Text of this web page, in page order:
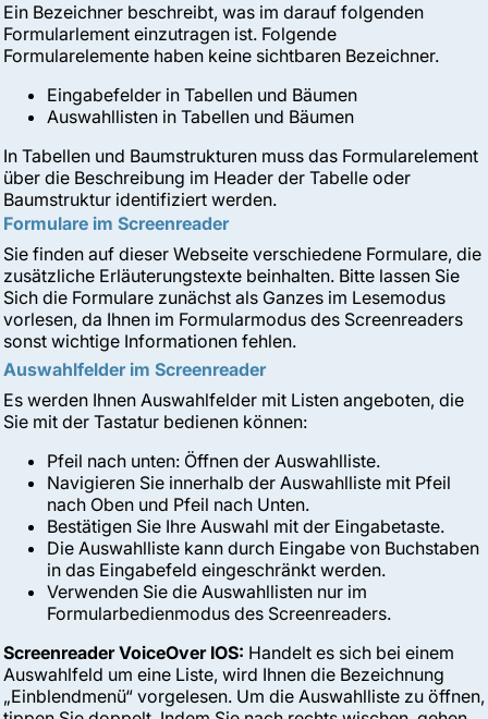
Ein Bezeichner beschreibt, was im darauf folgenden
Formularlement einzutragen ist. Folgende
Formularelemente haben keine sichtbaren Bezeichner.
Eingabefelder in Tabellen und Bäumen
Auswahllisten in Tabellen und Bäumen
In Tabellen und Baumstrukturen muss das Formularelement
über die Beschreibung im Header der Tabelle oder
Baumstruktur identifiziert werden.
Formulare im Screenreader
Sie finden auf dieser Webseite verschiedene Formulare, die
zusätzliche Erläuterungstexte beinhalten. Bitte lassen Sie
Sich die Formulare zunächst als Ganzes im Lesemodus
vorlesen, da Ihnen im Formularmodus des Screenreaders
sonst wichtige Informationen fehlen.
Auswahlfelder im Screenreader
Es werden Ihnen Auswahlfelder mit Listen angeboten, die
Sie mit der Tastatur bedienen können:
Pfeil nach unten: Öffnen der Auswahlliste.
Navigieren Sie innerhalb der Auswahlliste mit Pfeil
nach Oben und Pfeil nach Unten.
Bestätigen Sie Ihre Auswahl mit der Eingabetaste.
Die Auswahlliste kann durch Eingabe von Buchstaben
in das Eingabefeld eingeschränkt werden.
Verwenden Sie die Auswahllisten nur im
Formularbedienmodus des Screenreaders.
Screenreader VoiceOver IOS: Handelt es sich bei einem
Auswahlfeld um eine Liste, wird Ihnen die Bezeichnung
„Einblendmenü“ vorgelesen. Um die Auswahlliste zu öffnen,